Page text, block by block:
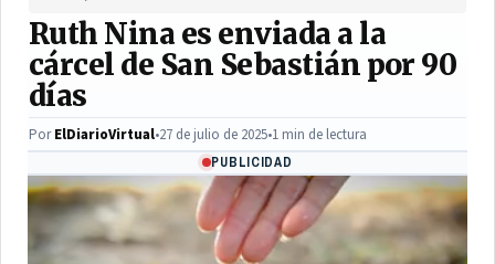
Ruth Nina es enviada a la
cárcel de San Sebastián por 90
días
PorElDiarioVirtual•27 de julio de 2025•1 min de lectura
PUBLICIDAD